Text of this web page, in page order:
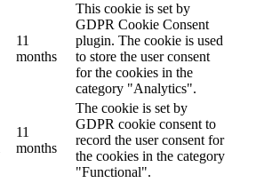
11
months
This cookie is set by
GDPR Cookie Consent
plugin. The cookie is used
to store the user consent
for the cookies in the
category "Analytics".
11
months
The cookie is set by
GDPR cookie consent to
record the user consent for
the cookies in the category
"Functional".